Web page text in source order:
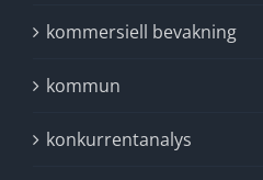
kommersiell bevakning
kommun
konkurrentanalys